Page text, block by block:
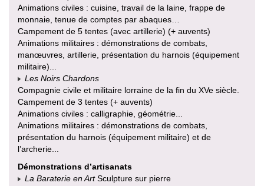
Animations civiles : cuisine, travail de la laine, frappe de
monnaie, tenue de comptes par abaques…
Campement de 5 tentes (avec artillerie) (+ auvents)
Animations militaires : démonstrations de combats,
manœuvres, artillerie, présentation du harnois (équipement
militaire)...
Les Noirs Chardons
Compagnie civile et militaire lorraine de la fin du XVe siècle.
Campement de 3 tentes (+ auvents)
Animations civiles : calligraphie, géométrie...
Animations militaires : démonstrations de combats,
présentation du harnois (équipement militaire) et de
l’archerie...
Démonstrations d’artisanats
La Baraterie en ArtSculpture sur pierre